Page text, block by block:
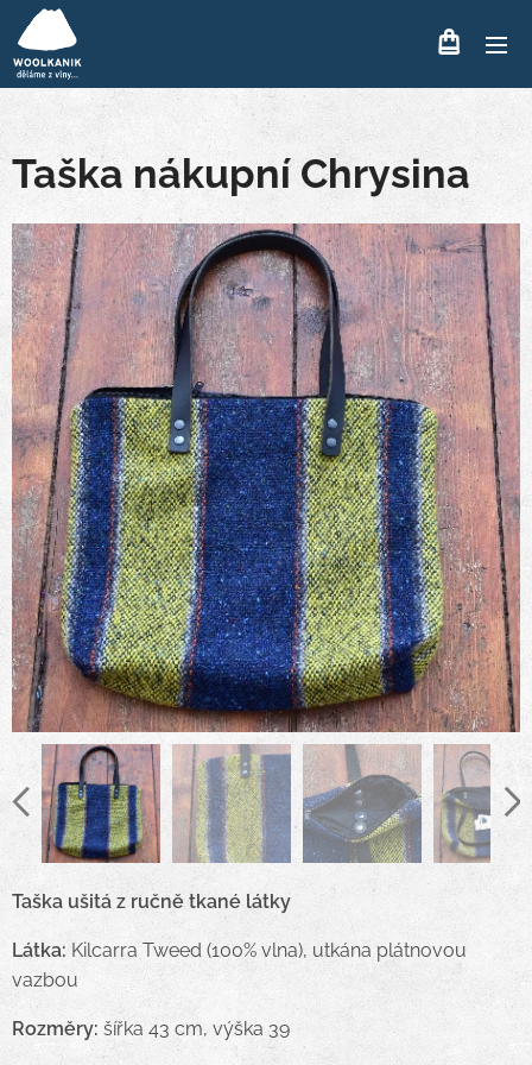
Taška nákupní Chrysina
Taška ušitá z ručně tkané látky
Látka: Kilcarra Tweed (100% vlna), utkána plátnovou
vazbou
Rozměry: šířka 43 cm, výška 39